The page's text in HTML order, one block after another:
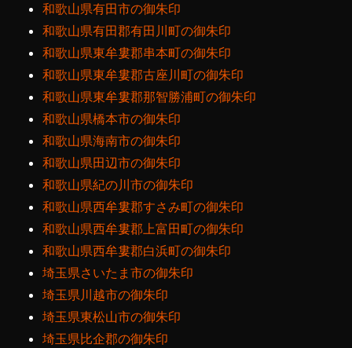
和歌山県有田市の御朱印
和歌山県有田郡有田川町の御朱印
和歌山県東牟婁郡串本町の御朱印
和歌山県東牟婁郡古座川町の御朱印
和歌山県東牟婁郡那智勝浦町の御朱印
和歌山県橋本市の御朱印
和歌山県海南市の御朱印
和歌山県田辺市の御朱印
和歌山県紀の川市の御朱印
和歌山県西牟婁郡すさみ町の御朱印
和歌山県西牟婁郡上富田町の御朱印
和歌山県西牟婁郡白浜町の御朱印
埼玉県さいたま市の御朱印
埼玉県川越市の御朱印
埼玉県東松山市の御朱印
埼玉県比企郡の御朱印